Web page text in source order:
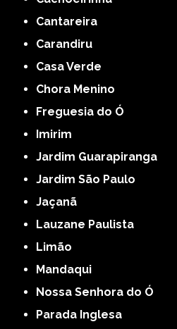
Cantareira
Carandiru
Casa Verde
Chora Menino
Freguesia do Ó
Imirim
Jardim Guarapiranga
Jardim São Paulo
Jaçanã
Lauzane Paulista
Limão
Mandaqui
Nossa Senhora do Ó
Parada Inglesa